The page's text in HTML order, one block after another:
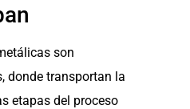
son
donde transportan la
etapas del proceso